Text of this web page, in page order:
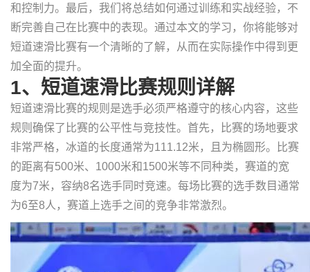
和控制力。最后，我们将总结如何通过训练和实战经验，不
断完善自己在比赛中的表现。通过本文的学习，你将能够对
短道速滑比赛有一个清晰的了解，从而在实际操作中得到更
加全面的提升。
1、短道速滑比赛规则详解
短道速滑比赛的规则是选手必须严格遵守的核心内容，这些
规则确保了比赛的公平性与竞技性。首先，比赛的场地要求
非常严格，冰道的长度通常为111.12米，且为椭圆形。比赛
的距离有500米、1000米和1500米等不同种类，赛道的宽
度为7米，容纳8名选手同时竞速。每场比赛的选手数目通常
为6至8人，赛道上选手之间的竞争非常激烈。